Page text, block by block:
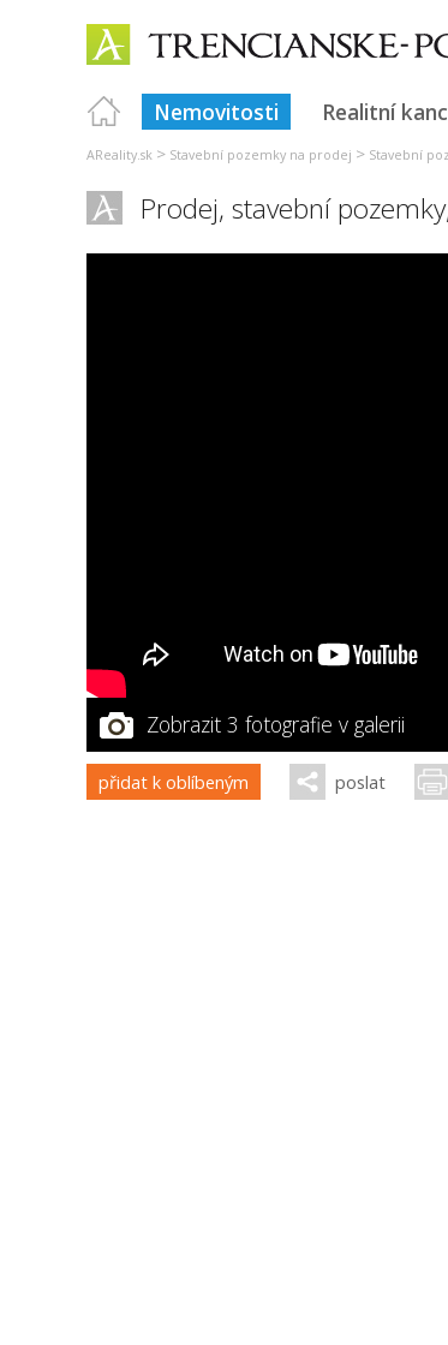
Nemovitosti Realitní
AReality.sk > Stavební pozemky na prodej > Stavební
Prodej, stavební
Zobrazit 3 fotografie v galerii
přidat k oblíbeným poslat